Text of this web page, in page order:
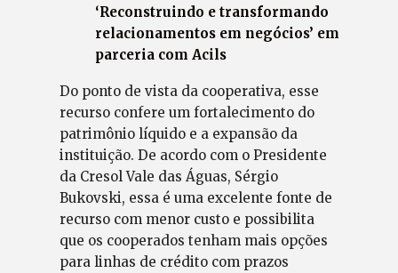
‘Reconstruindo e transformando
relacionamentos em negócios’ em
parceria com Acils
Do ponto de vista da cooperativa, esse
recurso confere um fortalecimento do
patrimônio líquido e a expansão da
instituição. De acordo com o Presidente
da Cresol Vale das Águas, Sérgio
Bukovski, essa é uma excelente fonte de
recurso com menor custo e possibilita
que os cooperados tenham mais opções
para linhas de crédito com prazos